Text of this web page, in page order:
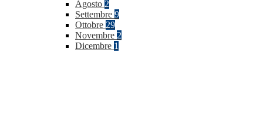
Agosto 2
Settembre 9
Ottobre 29
Novembre 2
Dicembre 1